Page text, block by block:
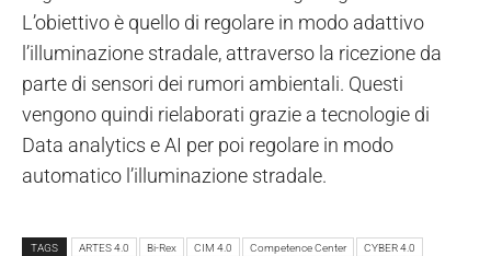
L’obiettivo è quello di regolare in modo adattivo
l’illuminazione stradale, attraverso la ricezione da
parte di sensori dei rumori ambientali. Questi
vengono quindi rielaborati grazie a tecnologie di
Data analytics e AI per poi regolare in modo
automatico l’illuminazione stradale.
TAGS ARTES 4.0 Bi-Rex CIM 4.0 Competence Center CYBER 4.0